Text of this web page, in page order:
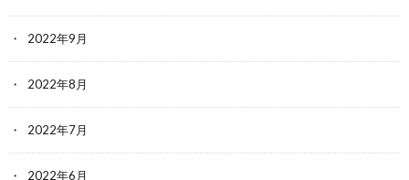
2022年9月
2022年8月
2022年7月
2022年6月